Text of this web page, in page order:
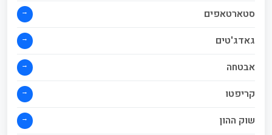
סטארטאפים →
גאדג'טים →
אבטחה →
קריפטו →
שוק ההון →